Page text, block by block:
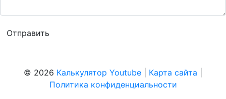
© 2026 Калькулятор Youtube Карта сайта
Политика конфиденциальности